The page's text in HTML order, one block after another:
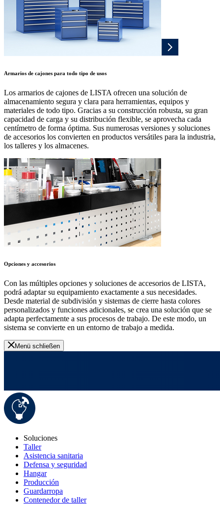
Armarios de cajones para todo tipo de usos
Los armarios de cajones de LISTA ofrecen una solución de
almacenamiento segura y clara para herramientas, equipos y
materiales de todo tipo. Gracias a su construcción robusta, su gran
capacidad de carga y su distribución flexible, se aprovecha cada
centímetro de forma óptima. Sus numerosas versiones y soluciones
de accesorios los convierten en productos versátiles para la industria,
los talleres y los almacenes.
Opciones y accesorios
Con las múltiples opciones y soluciones de accesorios de LISTA,
podrá adaptar su equipamiento exactamente a sus necesidades.
Desde material de subdivisión y sistemas de cierre hasta colores
personalizados y funciones adicionales, se crea una solución que se
adapta perfectamente a sus procesos de trabajo. De este modo, un
sistema se convierte en un entorno de trabajo a medida.
Menü schließen
Soluciones
Taller
Asistencia sanitaria
Defensa y seguridad
Hangar
Producción
Guardarropa
Contenedor de taller